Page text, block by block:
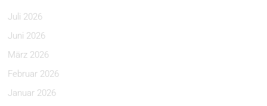
Juli 2026
Juni 2026
März 2026
Februar 2026
Januar 2026